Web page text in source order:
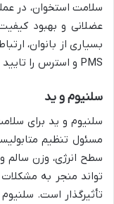
سلامت استخوان، در
عضلانی و بهبود
بسیاری از بانوان،
PMS و استرس را تایید می کند.
سلنیوم و ید
سلنیوم و ید برای
مسئول تنظیم
سطح انرژی، وزن
تواند منجر به
تأثیرگذار است.